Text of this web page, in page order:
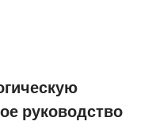
руководство